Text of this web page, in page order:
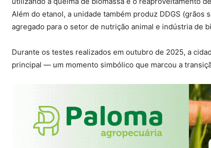
Além do etanol, a unidade também produz DDGS
agregado para o setor de nutrição animal e indústria de
Durante os testes realizados em outubro de 2025, a
principal — um momento simbólico que marcou a